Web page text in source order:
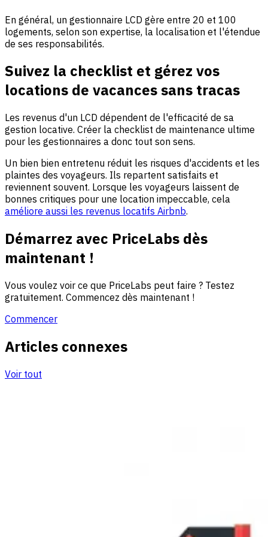
En général, un gestionnaire LCD gère entre 20 et 100
logements, selon son expertise, la localisation et l'étendue
de ses responsabilités.
Suivez la checklist et gérez vos
locations de vacances sans tracas
Les revenus d'un LCD dépendent de l'efficacité de sa
gestion locative. Créer la checklist de maintenance ultime
pour les gestionnaires a donc tout son sens.
Un bien bien entretenu réduit les risques d'accidents et les
plaintes des voyageurs. Ils repartent satisfaits et
reviennent souvent. Lorsque les voyageurs laissent de
bonnes critiques pour une location impeccable, cela
améliore aussi les revenus locatifs Airbnb.
Démarrez avec PriceLabs dès
maintenant !
Vous voulez voir ce que PriceLabs peut faire ? Testez
gratuitement. Commencez dès maintenant !
Commencer
Articles connexes
Voir tout